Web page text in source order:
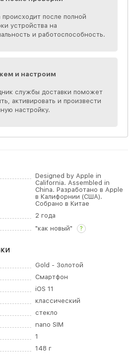
происходит после полной
устройства на
и работоспособность.
и настроим
службы доставки поможет
активировать и произвести
настройку.
Designed by Apple in
California. Assembled in
China. Разработано в Apple
в Калифорнии (США).
Собрано в Китае
2 года
"как новый" ?
Gold - Золотой
Смартфон
iOS 11
классический
стекло
nano SIM
1
148 г